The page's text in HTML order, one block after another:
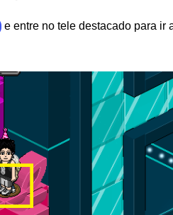
e entre no tele destacado para ir